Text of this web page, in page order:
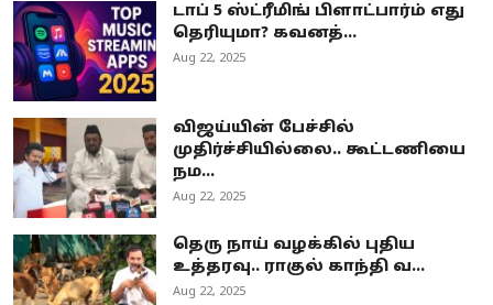
டாப் 5 ஸ்ட்ரீமிங் பிளாட்பார்ம் எது
தெரியுமா? கவனத்...
Aug 22, 2025
விஜய்யின் பேச்சில்
முதிர்ச்சியில்லை.. கூட்டணியை
நம...
Aug 22, 2025
தெரு நாய் வழக்கில் புதிய
உத்தரவு.. ராகுல் காந்தி வ...
Aug 22, 2025